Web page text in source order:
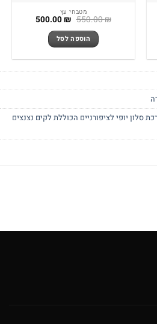
מטבחי עץ
550.00₪ המחיר
היה:
550.00 ₪.
500.00₪ המחיר
הוספה לסל
סלון יופי לציפורניים הכוללת לקים נצנצים